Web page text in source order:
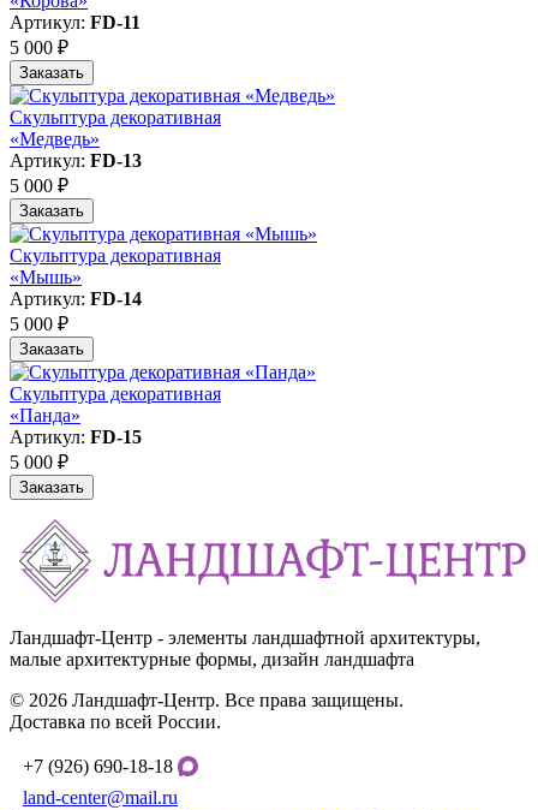
Артикул: FD-11
5 000 ₽
Заказать
Скульптура декоративная
«Медведь»
Артикул: FD-13
5 000 ₽
Заказать
Скульптура декоративная
«Мышь»
Артикул: FD-14
5 000 ₽
Заказать
Скульптура декоративная
«Панда»
Артикул: FD-15
5 000 ₽
Заказать
Ландшафт-Центр - элементы ландшафтной архитектуры,
малые архитектурные формы, дизайн ландшафта
© 2026 Ландшафт-Центр. Все права защищены.
Доставка по всей России.
+7 (926) 690-18-18
land-center@mail.ru